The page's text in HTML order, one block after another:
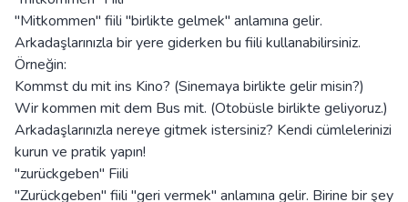
"Mitkommen" fiili "birlikte gelmek" anlamına gelir.
Arkadaşlarınızla bir yere giderken bu fiili kullanabilirsiniz.
Örneğin:
Kommst du mit ins Kino? (Sinemaya birlikte gelir misin?)
Wir kommen mit dem Bus mit. (Otobüsle birlikte geliyoruz.)
Arkadaşlarınızla nereye gitmek istersiniz? Kendi cümlelerinizi
kurun ve pratik yapın!
"zurückgeben" Fiili
"Zurückgeben" fiili "geri vermek" anlamına gelir. Birine bir şey